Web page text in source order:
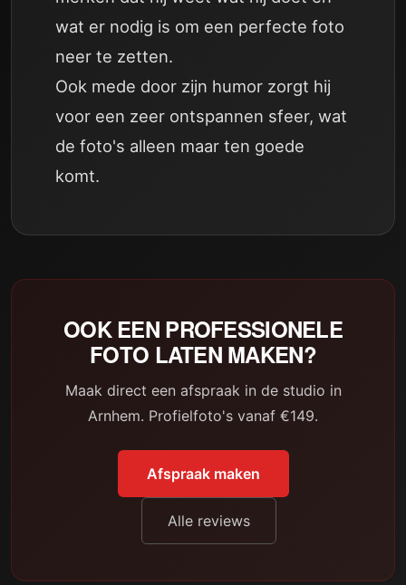
wat er nodig is om een perfecte foto
neer te zetten.
Ook mede door zijn humor zorgt hij
voor een zeer ontspannen sfeer, wat
de foto's alleen maar ten goede
komt.
OOK EEN PROFESSIONELE
FOTO LATEN MAKEN?
Maak direct een afspraak in de studio in
Arnhem. Profielfoto's vanaf €149.
Afspraak maken
Alle reviews